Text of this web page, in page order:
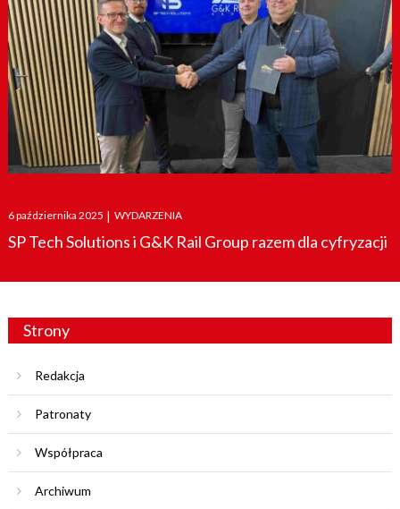
Posted
on
6 października 2025 | WYDARZENIA
SP Tech Solutions i G&K Rail Group razem dla cyfryzacji
Strony
Redakcja
Patronaty
Współpraca
Archiwum